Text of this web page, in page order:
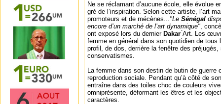
Ne se réclamant d’aucune école, elle évolue
gré de l’inspiration. Selon cette artiste, l’art
promoteurs et de mécènes..."Le Sénégal
encore d’un marché de l’art dynamique",
ont exposé lors du dernier Dakar ́Art. Les
femme en général dans son quotidien de
profil, de dos, derrière la fenêtre des
conservatismes.
La femme dans son destin de butin de guerre
reproduction sociale. Pendant qu’à côté de
entraîne dans des toiles choc de couleurs
omniprésente, déformant les êtres et les
caractères.